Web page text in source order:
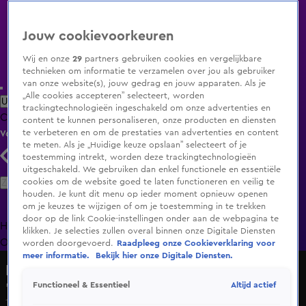
Uitzending Gemist Populaire programma's Zenders Genres
ClipsFilmsRadioSmart TV inlogShop
Volg KIJK
Zoeken
HomeUitzending Gemist Programma's De Bondgenoten
OranjezomerLivestreamsShop
'Ik heb in een doos onder de brug geslapen...'
14 apr 2020, 06:24
Jouw cookievoorkeuren
Wij en onze29 partners gebruiken cookies en vergelijkbare
technieken om informatie te verzamelen over jou als gebruiker
van onze website(s), jouw gedrag en jouw apparaten. Als je
„Alle cookies accepteren” selecteert, worden
trackingtechnologieën ingeschakeld om onze advertenties en
content te kunnen personaliseren, onze producten en diensten
te verbeteren en om de prestaties van advertenties en content
te meten. Als je „Huidige keuze opslaan” selecteert of je
toestemming intrekt, worden deze trackingtechnologieën
uitgeschakeld. We gebruiken dan enkel functionele en essentiële
cookies om de website goed te laten functioneren en veilig te
houden. Je kunt dit menu op ieder moment opnieuw openen
om je keuzes te wijzigen of om je toestemming in te trekken
door op de link Cookie-instellingen onder aan de webpagina te
klikken. Je selecties zullen overal binnen onze Digitale Diensten
worden doorgevoerd.
Raadpleeg onze Cookieverklaring voor
meer informatie.
Bekijk hier onze Digitale Diensten.
Functioneel & Essentieel Altijd actief